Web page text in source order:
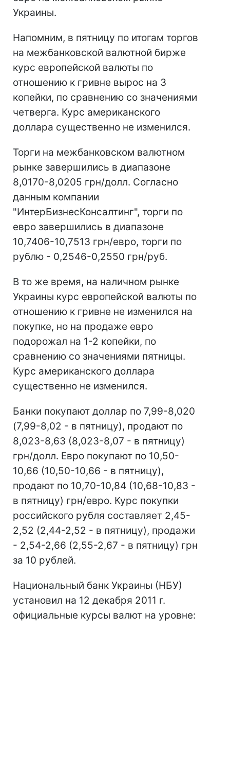
Украины.
Напомним, в пятницу по итогам торгов
на межбанковской валютной бирже
курс европейской валюты по
отношению к гривне вырос на 3
копейки, по сравнению со значениями
четверга. Курс американского
доллара существенно не изменился.
Торги на межбанковском валютном
рынке завершились в диапазоне
8,0170-8,0205 грн/долл. Согласно
данным компании
"ИнтерБизнесКонсалтинг", торги по
евро завершились в диапазоне
10,7406-10,7513 грн/евро, торги по
рублю - 0,2546-0,2550 грн/руб.
В то же время, на наличном рынке
Украины курс европейской валюты по
отношению к гривне не изменился на
покупке, но на продаже евро
подорожал на 1-2 копейки, по
сравнению со значениями пятницы.
Курс американского доллара
существенно не изменился.
Банки покупают доллар по 7,99-8,020
(7,99-8,02 - в пятницу), продают по
8,023-8,63 (8,023-8,07 - в пятницу)
грн/долл. Евро покупают по 10,50-
10,66 (10,50-10,66 - в пятницу),
продают по 10,70-10,84 (10,68-10,83 -
в пятницу) грн/евро. Курс покупки
российского рубля составляет 2,45-
2,52 (2,44-2,52 - в пятницу), продажи
- 2,54-2,66 (2,55-2,67 - в пятницу) грн
за 10 рублей.
Национальный банк Украины (НБУ)
установил на 12 декабря 2011 г.
официальные курсы валют на уровне: